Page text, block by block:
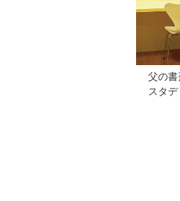
父の
スタ